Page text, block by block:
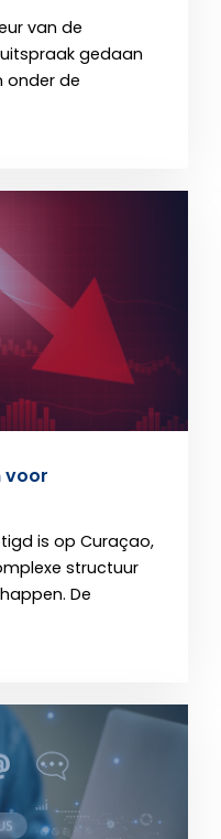
van de
gedaan
onder de
voor
is op Curaçao,
structuur
De